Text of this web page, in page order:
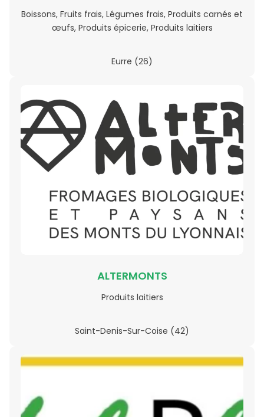
Boissons, Fruits frais, Légumes frais, Produits carnés et
œufs, Produits épicerie, Produits laitiers
Eurre (26)
ALTERMONTS
Produits laitiers
Saint-Denis-Sur-Coise (42)